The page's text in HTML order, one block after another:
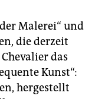
Malerei“ und
die derzeit
das
Kunst“:
hergestellt